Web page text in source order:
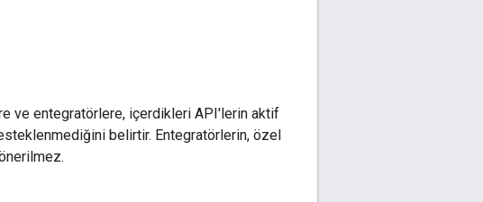
ve entegratörlere, içerdikleri API'lerin aktif
belirtir. Entegratörlerin, özel